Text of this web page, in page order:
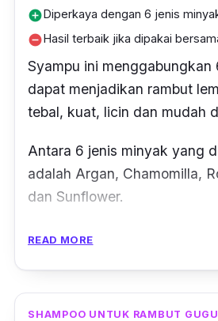
add_circleDiperkaya dengan 6 jenis
remove_circleHasil terbaik jika dipakai
Syampu ini menggabungkan
dapat menjadikan rambut
tebal, kuat, licin dan mudah
Antara 6 jenis minyak yang
adalah Argan, Chamomilla,
dan Sunflower.
Rumusan ini dapat menyerap
READ MORE
SHAMPOO UNTUK RAMBUT